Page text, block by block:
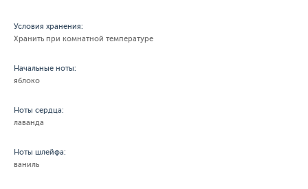
Условия хранения:
Хранить при комнатной температуре
Начальные ноты:
яблоко
Ноты сердца:
лаванда
Ноты шлейфа:
ваниль